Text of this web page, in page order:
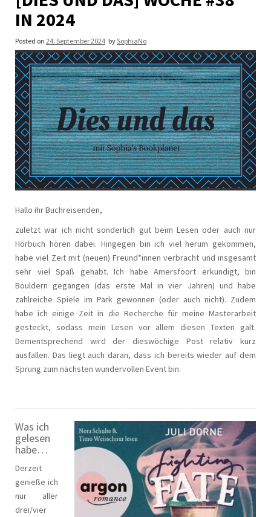
IN 2024
Posted on 24. September 2024 bySophiaNo
Hallo ihr Buchreisenden,
zuletzt war ich nicht sonderlich gut beim Lesen oder auch nur
Hörbuch hören dabei. Hingegen bin ich viel herum gekommen,
habe viel Zeit mit (neuen) Freund*innen verbracht und insgesamt
sehr viel Spaß gehabt. Ich habe Amersfoort erkundigt, bin
Bouldern gegangen (das erste Mal in vier Jahren) und habe
zahlreiche Spiele im Park gewonnen (oder auch nicht). Zudem
habe ich einige Zeit in die Recherche für meine Masterarbeit
gesteckt, sodass mein Lesen vor allem diesen Texten galt.
Dementsprechend wird der dieswöchige Post relativ kurz
ausfallen. Das liegt auch daran, dass ich bereits wieder auf dem
Sprung zum nächsten wundervollen Event bin.
Was ich
gelesen
habe…
Derzeit
genieße ich
nur aller
drei/vier